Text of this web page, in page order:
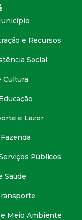
e Recursos
Social
Cultura
e Lazer
Públicos
Saúde
Meio Ambiente